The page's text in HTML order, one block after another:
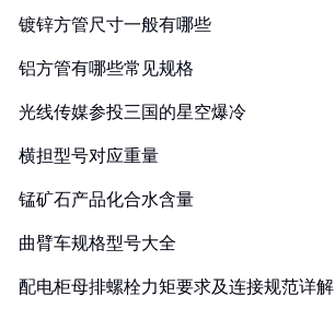
镀锌方管尺寸一般有哪些
铝方管有哪些常见规格
光线传媒参投三国的星空爆冷
横担型号对应重量
锰矿石产品化合水含量
曲臂车规格型号大全
配电柜母排螺栓力矩要求及连接规范详解